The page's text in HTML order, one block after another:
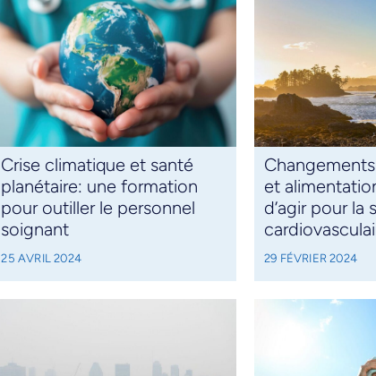
Crise climatique et santé
planétaire: une formation
pour outiller le personnel
soignant
25 AVRIL 2024
et
d’agir pour la
29 FÉVRIER 2024